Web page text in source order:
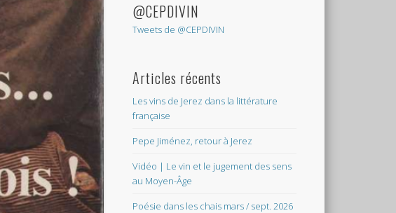
@CEPDIVIN
Tweets de @CEPDIVIN
Articles récents
Les vins de Jerez dans la littérature
française
Pepe Jiménez, retour à Jerez
Vidéo | Le vin et le jugement des sens
au Moyen-Âge
Poésie dans les chais mars / sept. 2026